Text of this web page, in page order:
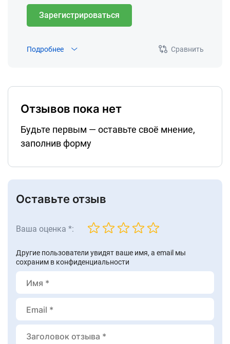
Зарегистрироваться
Подробнее Сравнить
Отзывов пока нет
Будьте первым — оставьте своё мнение,
заполнив форму
Оставьте отзыв
Ваша оценка *:
Другие пользователи увидят ваше имя, а email мы
сохраним в конфиденциальности